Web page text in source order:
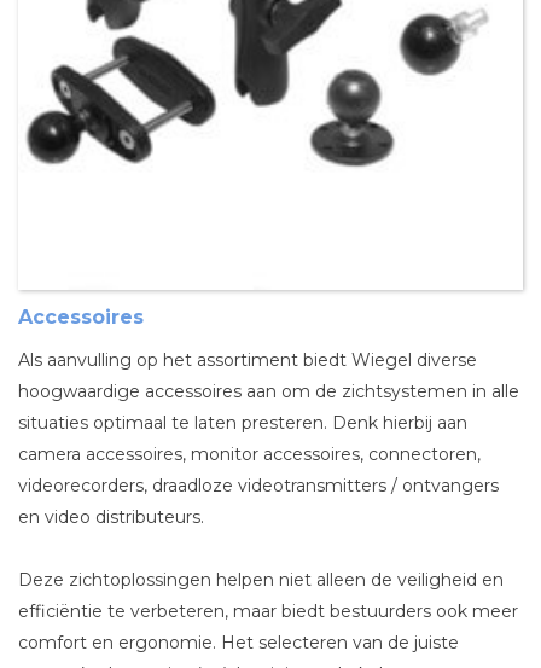
Accessoires
Als aanvulling op het assortiment biedt Wiegel diverse
hoogwaardige accessoires aan om de zichtsystemen in alle
situaties optimaal te laten presteren. Denk hierbij aan
camera accessoires, monitor accessoires, connectoren,
videorecorders, draadloze videotransmitters / ontvangers
en video distributeurs.
Deze zichtoplossingen helpen niet alleen de veiligheid en
efficiëntie te verbeteren, maar biedt bestuurders ook meer
comfort en ergonomie. Het selecteren van de juiste